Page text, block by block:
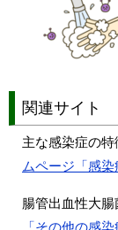
関連サイト
主な感染症の特
ムページ「感染
腸管出血性大腸